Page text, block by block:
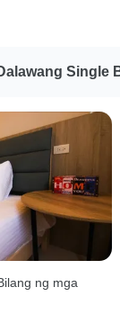
Single
ng mga